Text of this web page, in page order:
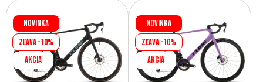
Novinka
Zľava -10%
AKCIA
Novinka
Zľava -10%
AKCIA